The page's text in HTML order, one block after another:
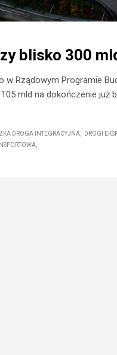
blisko 300
w Rządowym Programie
mld na dokończenie już
DROGA INTEGRACYJNA DROGI